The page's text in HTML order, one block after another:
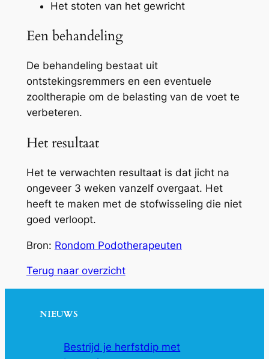
Het stoten van het gewricht
Een behandeling
De behandeling bestaat uit
ontstekingsremmers en een eventuele
zooltherapie om de belasting van de voet te
verbeteren.
Het resultaat
Het te verwachten resultaat is dat jicht na
ongeveer 3 weken vanzelf overgaat. Het
heeft te maken met de stofwisseling die niet
goed verloopt.
Bron: Rondom Podotherapeuten
Terug naar overzicht
NIEUWS
Bestrijd je herfstdip met